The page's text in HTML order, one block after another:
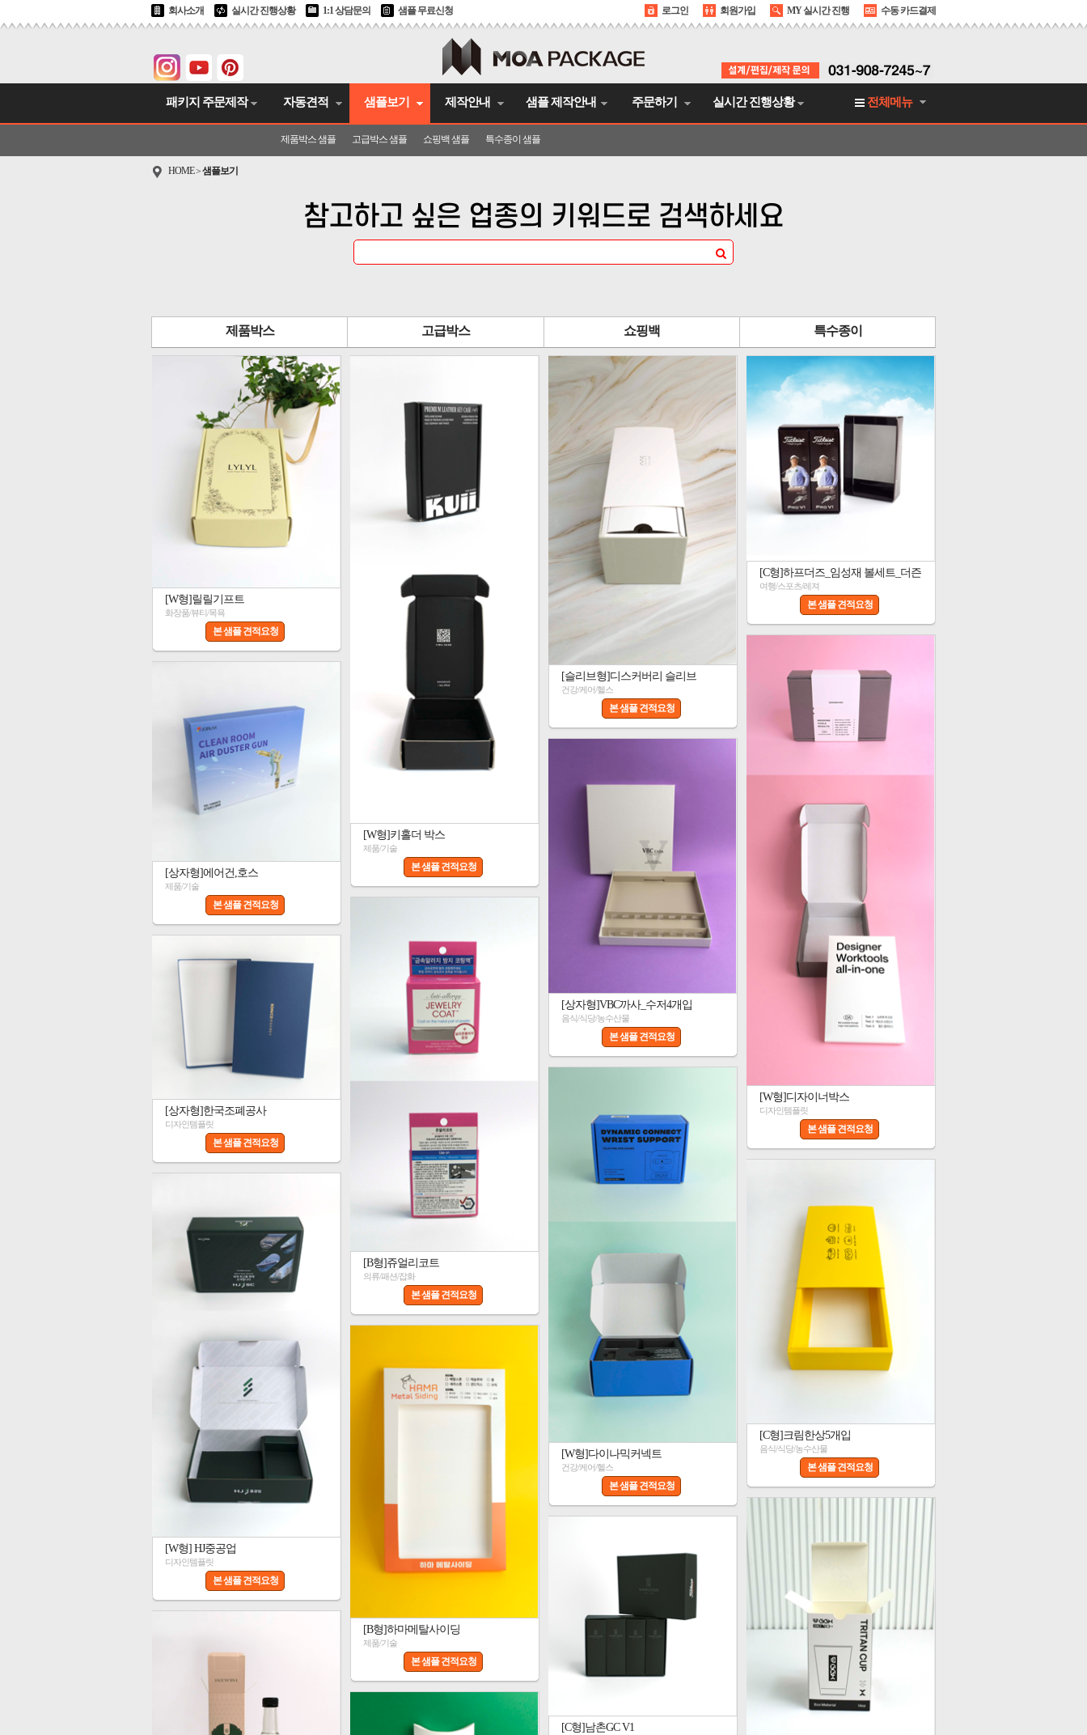
회사소개 실시간 진행상황 1:1 상담문의 샘플 무료신청 로그인 회원가입 MY 실시간 진행 수동 카드결제
전체메뉴
패키지 주문제작 자동견적 샘플보기
제품박스 샘플 고급박스 샘플 쇼핑백 샘플 특수종이 샘플
제작안내 샘플 제작안내 주문하기 실시간 진행상황
HOME>샘플보기
참고하고 싶은 업종의 키워드로 검색하세요
제품박스 고급박스 쇼핑백 특수종이
[W형]릴릴기프트
화장품/뷰티/목욕
본 샘플 견적요청
[W형]키홀더 박스
제품/기술
본 샘플 견적요청
[슬리브형]디스커버리 슬리브
건강/케어/헬스
본 샘플 견적요청
[C형]하프더즈_임성재 볼세트_더즌
여행/스포츠/레져
본 샘플 견적요청
[W형]디자이너박스
디자인템플릿
본 샘플 견적요청
[상자형]에어건,호스
제품/기술
본 샘플 견적요청
[상자형]VBC까사_수저4개입
음식/식당/농수산물
본 샘플 견적요청
[B형]쥬얼리코트
의류/패션/잡화
본 샘플 견적요청
[상자형]한국조폐공사
디자인템플릿
본 샘플 견적요청
[W형]다이나믹커넥트
건강/케어/헬스
본 샘플 견적요청
[C형]크림한상5개입
음식/식당/농수산물
본 샘플 견적요청
[W형] HJ중공업
디자인템플릿
본 샘플 견적요청
[B형]하마메탈사이딩
제품/기술
본 샘플 견적요청
[C형]남촌GC V1